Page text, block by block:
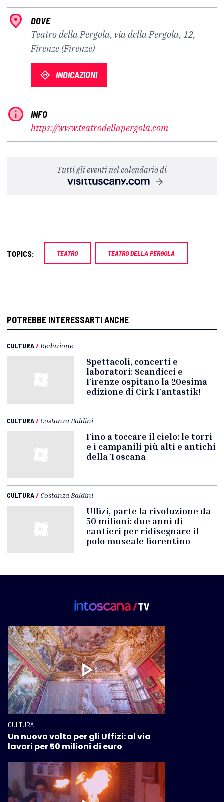
DOVE
Teatro della Pergola, via della Pergola, 12,
Firenze (Firenze)
INDICAZIONI
INFO
https://www.teatrodellapergola.com
Tutti gli eventi nel calendario di
TOPICS: TEATRO TEATRO DELLA PERGOLA
POTREBBE INTERESSARTI ANCHE
CULTURA/ Redazione
Spettacoli, concerti e
laboratori: Scandicci e
Firenze ospitano la 20esima
edizione di Cirk Fantastik!
CULTURA/ Costanza Baldini
Fino a toccare il cielo: le torri
e i campanili più alti e antichi
della Toscana
CULTURA/ Costanza Baldini
Uffizi, parte la rivoluzione da
50 milioni: due anni di
cantieri per ridisegnare il
polo museale fiorentino
CULTURA
Un nuovo volto per gli Uffizi: al via
lavori per 50 milioni di euro